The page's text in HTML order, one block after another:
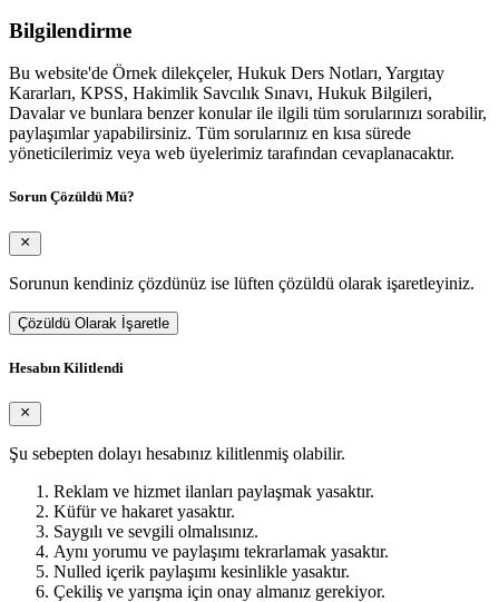
Bilgilendirme
Bu website'de Örnek dilekçeler, Hukuk Ders Notları, Yargıtay
Kararları, KPSS, Hakimlik Savcılık Sınavı, Hukuk Bilgileri,
Davalar ve bunlara benzer konular ile ilgili tüm sorularınızı sorabilir,
paylaşımlar yapabilirsiniz. Tüm sorularınız en kısa sürede
yöneticilerimiz veya web üyelerimiz tarafından cevaplanacaktır.
Sorun Çözüldü Mü?
Sorunun kendiniz çözdünüz ise lüften çözüldü olarak işaretleyiniz.
Çözüldü Olarak İşaretle
Hesabın Kilitlendi
Şu sebepten dolayı hesabınız kilitlenmiş olabilir.
Reklam ve hizmet ilanları paylaşmak yasaktır.
Küfür ve hakaret yasaktır.
Saygılı ve sevgili olmalısınız.
Aynı yorumu ve paylaşımı tekrarlamak yasaktır.
Nulled içerik paylaşımı kesinlikle yasaktır.
Çekiliş ve yarışma için onay almanız gerekiyor.